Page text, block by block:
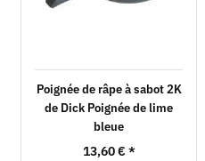
Poignée de râpe à sabot 2K
de Dick Poignée de lime
bleue
13,60 € *